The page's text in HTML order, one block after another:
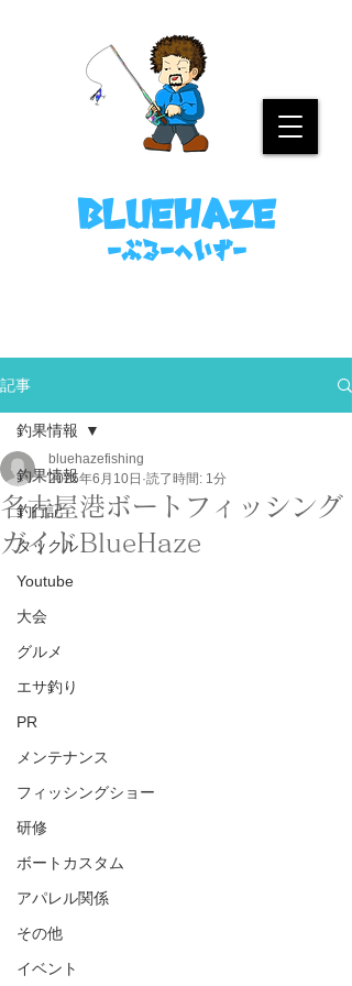
bluehaze
​－ぶるーへいずー
記事
釣果情報
釣行記
タックル
Youtube
大会
グルメ
エサ釣り
PR
メンテナンス
フィッシングショー
研修
ボートカスタム
アパレル関係
その他
イベント
釣果情報
名古屋港ボートフィッシング
ガイドBlueHaze
bluehazefishing
2025年6月10日 読了時間: 1分